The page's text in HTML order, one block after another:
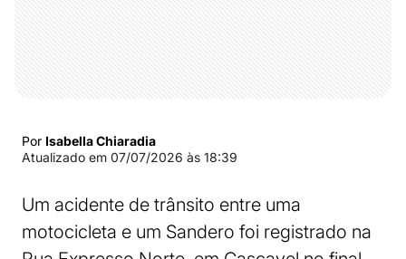
Por Isabella Chiaradia
Atualizado em 07/07/2026 às 18:39
Um acidente de trânsito entre uma
motocicleta e um Sandero foi registrado na